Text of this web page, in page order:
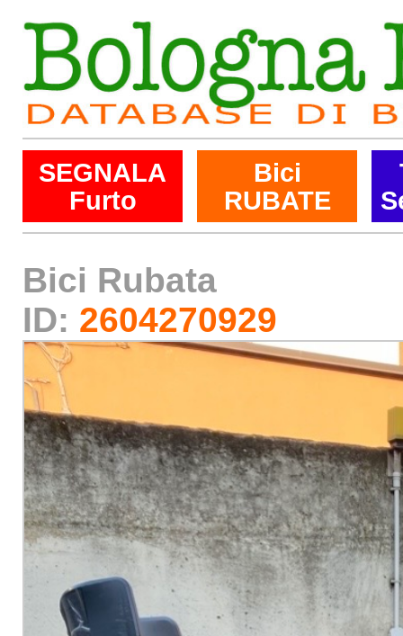
SEGNALA
Furto
Bici
RUBATE
Bici Rubata
ID: 2604270929